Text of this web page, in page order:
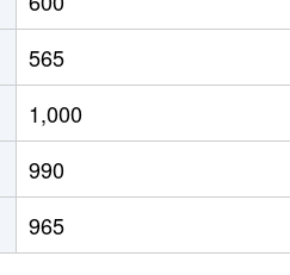
565
1,000
990
965